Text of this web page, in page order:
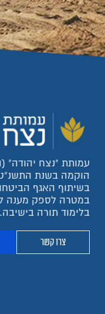
עמותת "נצח יהודה"
בשיתוף האגף
במטרה לספק מענה
בלימוד תורה בישיבה.
צרו קשר